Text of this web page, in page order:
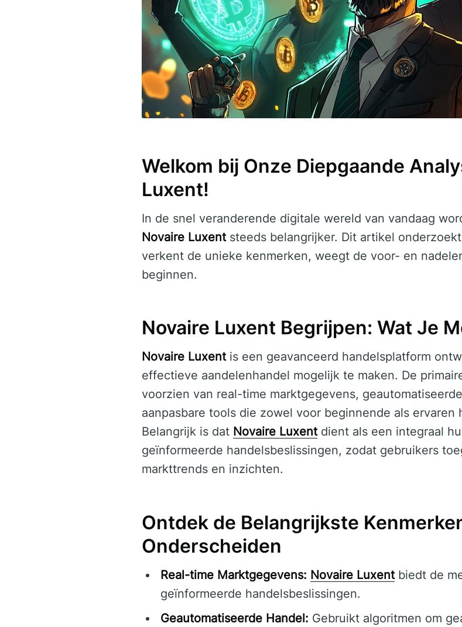
Welkom bij Onze Diepgaande
Luxent!
In de snel veranderende digitale wereld van vandaag
Novaire Luxentsteeds belangrijker. Dit artikel
verkent de unieke kenmerken, weegt de voor- en
beginnen.
Novaire Luxent Begrijpen: Wat Je
Novaire Luxentis een geavanceerd handelsplatform
effectieve aandelenhandel mogelijk te maken. De
voorzien van real-time marktgegevens,
aanpasbare tools die zowel voor beginnende als ervaren
Belangrijk is dat Novaire Luxentdient als een integraal
geïnformeerde handelsbeslissingen, zodat gebruikers
markttrends en inzichten.
Ontdek de Belangrijkste
Onderscheiden
Real-time Marktgegevens: Novaire Luxentbiedt de
geïnformeerde handelsbeslissingen.
Geautomatiseerde Handel: Gebruikt algoritmen om